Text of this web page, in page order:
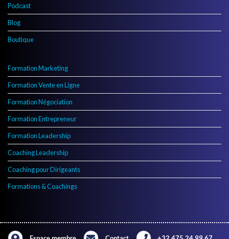
Podcast
Blog
Boutique
Formation Marketing
Formation Vente en Ligne
Formation Négociation
Formation Entrepreneur
Formation Leadership
Coaching Leadership
Coaching pour Dirigeants
Formations & Coachings